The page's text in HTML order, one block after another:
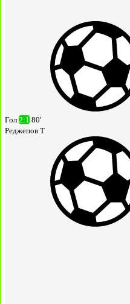
Гол 2:1 80'
Реджепов Т